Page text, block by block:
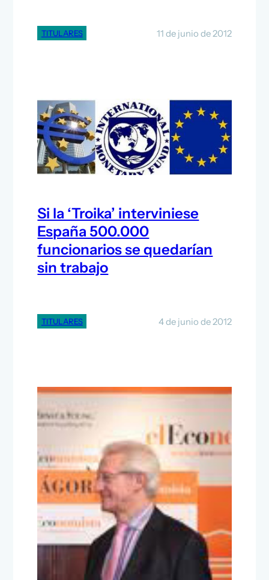
TITULARES 11 de junio de 2012
Si la ‘Troika’ interviniese
España 500.000
funcionarios se quedarían
sin trabajo
TITULARES 4 de junio de 2012
Convocatoria Asamblea
General AEEF